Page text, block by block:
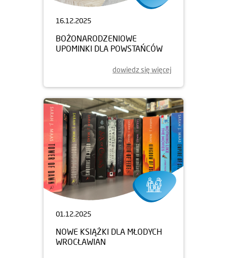
16.12.2025
BOŻONARODZENIOWE
UPOMINKI DLA POWSTAŃCÓW
dowiedz się więcej
01.12.2025
NOWE KSIĄŻKI DLA MŁODYCH
WROCŁAWIAN